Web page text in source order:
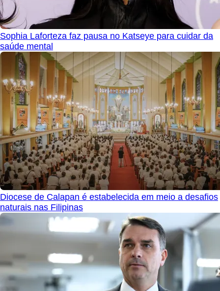
Sophia Laforteza faz pausa no Katseye para cuidar da
saúde mental
Diocese de Calapan é estabelecida em meio a desafios
naturais nas Filipinas